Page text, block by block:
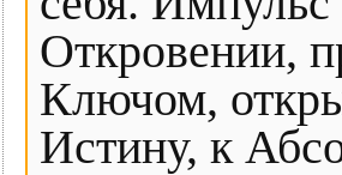
Откровении,
Ключом,
Истину, к